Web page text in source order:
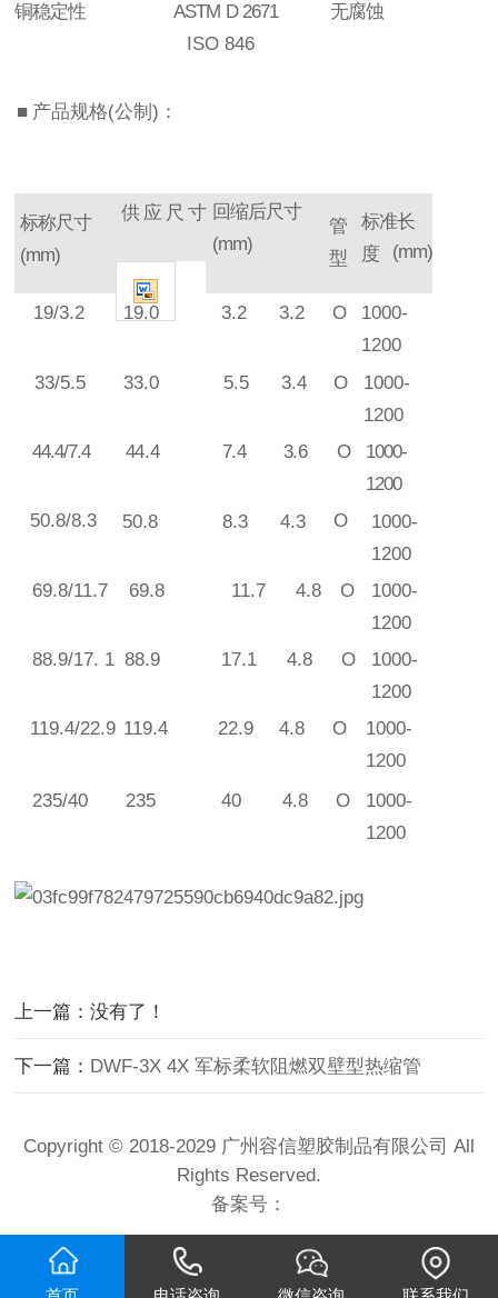
铜稳定性 ASTM D 2671 无腐蚀
ISO 846
■ 产品规格(公制) ：
标称尺寸
(mm)
供 应 尺 寸 回缩后尺寸
(mm)
管
型
标准长
度
(mm)
19/3.2 19.0 3.2 3.2 O
1000-
1200
33/5.5 33.0 5.5 3.4 O
1000-
1200
44.4/7.4 44.4 7.4 3.6 O
1000-
1200
50.8/8.3 50.8 8.3 4.3 O 1000-
1200
69.8/11.7 69.8 11.7 4.8 O 1000-
1200
88.9/17. 1 88.9 17.1 4.8 O 1000-
1200
119.4/22.9 119.4 22.9 4.8 O
1000-
1200
235/40 235 40 4.8 O
1000-
1200
上一篇：没有了！
下一篇： DWF-3X 4X 军标柔软阻燃双壁型热缩管
Copyright © 2018-2029 广州容信塑胶制品有限公司 All
Rights Reserved.
备案号：